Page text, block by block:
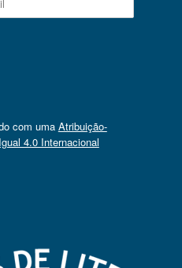
com uma Atribuição-
4.0 Internacional